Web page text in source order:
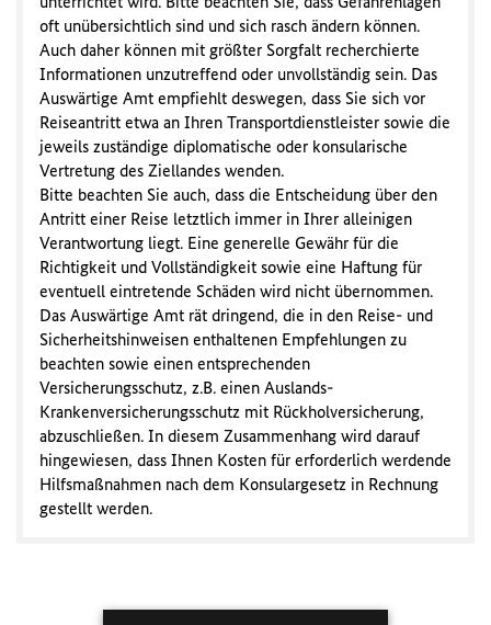
oft unübersichtlich sind und sich rasch ändern können.
Auch daher können mit größter Sorgfalt recherchierte
Informationen unzutreffend oder unvollständig sein. Das
Auswärtige Amt empfiehlt deswegen, dass Sie sich vor
Reiseantritt etwa an Ihren Transportdienstleister sowie die
jeweils zuständige diplomatische oder konsularische
Vertretung des Ziellandes wenden.
Bitte beachten Sie auch, dass die Entscheidung über den
Antritt einer Reise letztlich immer in Ihrer alleinigen
Verantwortung liegt. Eine generelle Gewähr für die
Richtigkeit und Vollständigkeit sowie eine Haftung für
eventuell eintretende Schäden wird nicht übernommen.
Das Auswärtige Amt rät dringend, die in den Reise- und
Sicherheitshinweisen enthaltenen Empfehlungen zu
beachten sowie einen entsprechenden
Versicherungsschutz, z.B. einen Auslands-
Krankenversicherungsschutz mit Rückholversicherung,
abzuschließen. In diesem Zusammenhang wird darauf
hingewiesen, dass Ihnen Kosten für erforderlich werdende
Hilfsmaßnahmen nach dem Konsulargesetz in Rechnung
gestellt werden.